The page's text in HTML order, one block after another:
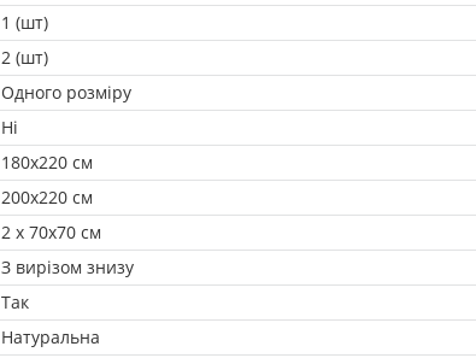
1 (шт)
2 (шт)
Одного розміру
Ні
180х220 см
200х220 см
2 х 70х70 см
З вирізом знизу
Так
Натуральна